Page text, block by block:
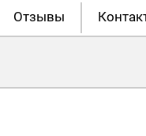
Отзывы